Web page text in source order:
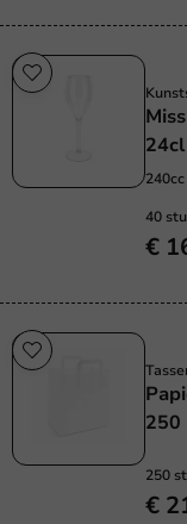
240cc
40
€
250
250
€